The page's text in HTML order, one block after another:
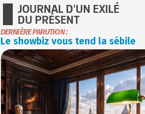
JOURNAL D'UN EXILÉ
DU PRÉSENT
DERNIÈRE PARUTION :
Le showbiz vous tend la sébile